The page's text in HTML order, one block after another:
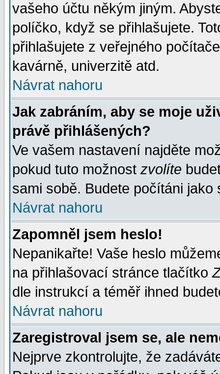
vašeho účtu někým jiným.
políčko, když se přihlašujete.
přihlašujete z veřejného
kavárně, univerzitě atd.
Návrat nahoru
Jak zabráním, aby se moje
právě přihlášených?
Ve vašem nastavení najděte
pokud tuto možnost zvolíte
sami sobě. Budete počítáni jako
Návrat nahoru
Zapomněl jsem heslo!
Nepanikařte! Vaše heslo
na přihlašovací stránce tlačítko
dle instrukcí a téměř ihned
Návrat nahoru
Zaregistroval jsem se, ale
Nejprve zkontrolujte, že